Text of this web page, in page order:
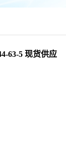
63-5 现货供应